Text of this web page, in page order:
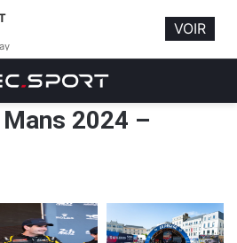
2024 –
VOIR